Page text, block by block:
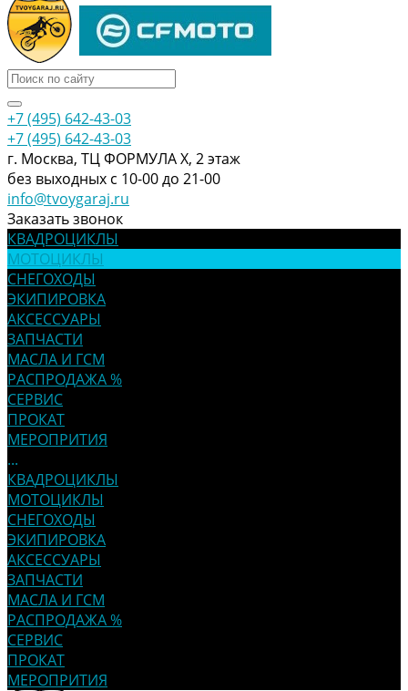
+7 (495) 642-43-03
+7 (495) 642-43-03
г. Москва, ТЦ ФОРМУЛА Х, 2 этаж
без выходных с 10-00 до 21-00
info@tvoygaraj.ru
Заказать звонок
КВАДРОЦИКЛЫ
МОТОЦИКЛЫ
СНЕГОХОДЫ
ЭКИПИРОВКА
АКСЕССУАРЫ
ЗАПЧАСТИ
МАСЛА И ГСМ
РАСПРОДАЖА %
СЕРВИС
ПРОКАТ
МЕРОПРИТИЯ
...
КВАДРОЦИКЛЫ
МОТОЦИКЛЫ
СНЕГОХОДЫ
ЭКИПИРОВКА
АКСЕССУАРЫ
ЗАПЧАСТИ
МАСЛА И ГСМ
РАСПРОДАЖА %
СЕРВИС
ПРОКАТ
МЕРОПРИТИЯ